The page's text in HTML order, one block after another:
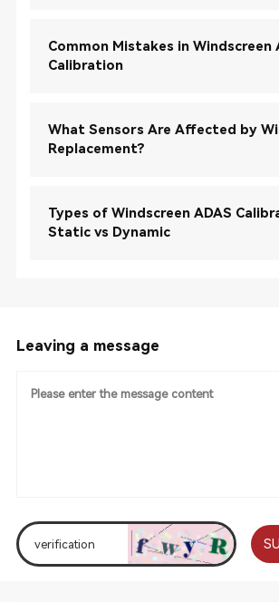
Common Mistakes in Windscreen
Calibration
What Sensors Are Affected by
Replacement?
Types of Windscreen ADAS
Static vs Dynamic
Leaving a message